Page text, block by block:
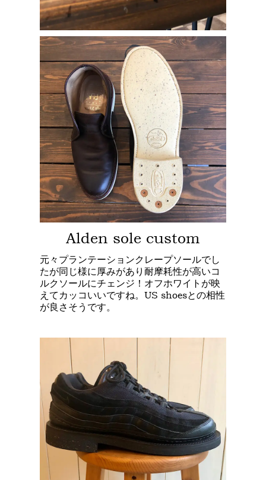
Alden sole custom
元々プランテーションクレープソールでし
たが同じ様に厚みがあり耐摩耗性が高いコ
ルクソールにチェンジ！オフホワイトが映
えてカッコいいですね。US shoesとの相性
が良さそうです。